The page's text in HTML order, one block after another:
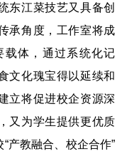
东江菜技艺又具备创
承角度，工作室将成
载体，通过系统化记
文化瑰宝得以延续和
立将促进校企资源深
又为学生提供更优质
产教融合、校企合作”